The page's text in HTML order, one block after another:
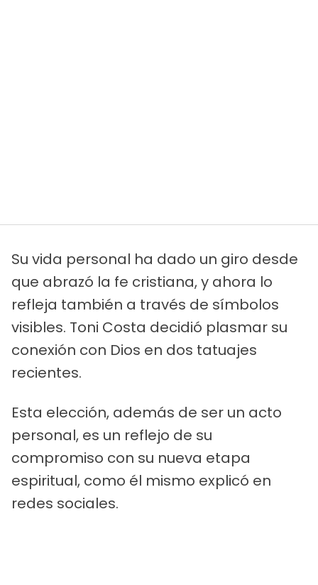
Su vida personal ha dado un giro desde
que abrazó la fe cristiana, y ahora lo
refleja también a través de símbolos
visibles. Toni Costa decidió plasmar su
conexión con Dios en dos tatuajes
recientes.
Esta elección, además de ser un acto
personal, es un reflejo de su
compromiso con su nueva etapa
espiritual, como él mismo explicó en
redes sociales.